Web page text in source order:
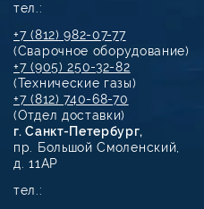
тел.:
+7 (812) 982-07-77
(Сварочное оборудование)
+7 (905) 250-32-82
(Технические газы)
+7 (812) 740-68-70
(Отдел доставки)
г. Санкт-Петербург,
пр. Большой Смоленский,
д. 11АР
тел.: